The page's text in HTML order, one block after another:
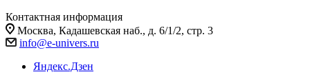
Контактная информация
Москва, Кадашевская наб., д. 6/1/2, стр. 3
info@e-univers.ru
Яндекс.Дзен